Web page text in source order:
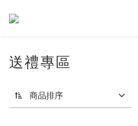
送禮專區
商品排序